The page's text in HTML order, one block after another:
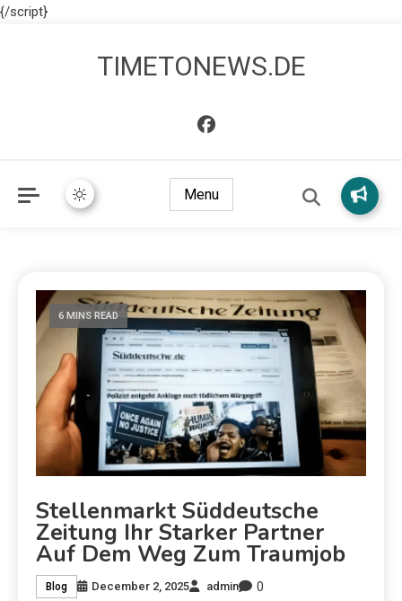
{/script}
TIMETONEWS.DE
Menu
6 MINS READ
Stellenmarkt Süddeutsche
Zeitung Ihr Starker Partner
Auf Dem Weg Zum Traumjob
Blog December 2, 2025 admin 0